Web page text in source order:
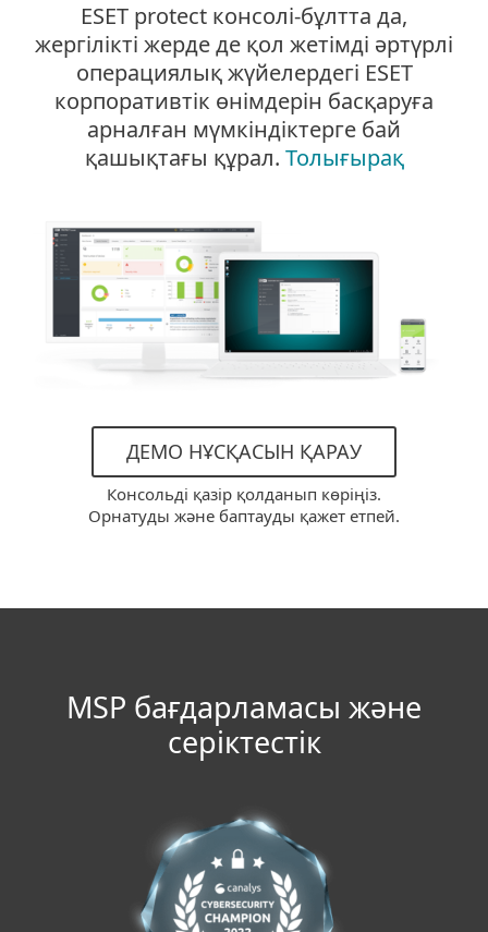
ESET protect консолі-бұлтта да,
жергілікті жерде де қол жетімді әртүрлі
операциялық жүйелердегі ESET
корпоративтік өнімдерін басқаруға
арналған мүмкіндіктерге бай
қашықтағы құрал. Толығырақ
ДЕМО НҰСҚАСЫН ҚАРАУ
Консольді қазір қолданып көріңіз.
Орнатуды және баптауды қажет етпей.
MSP бағдарламасы және
серіктестік